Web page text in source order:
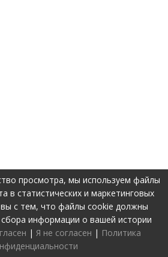
просмотра, мы используем файлы
в статистических и маркетинговых
вы с тем, что файлы cookie должны
информации о вашей истории
| Я не согласен | Политика